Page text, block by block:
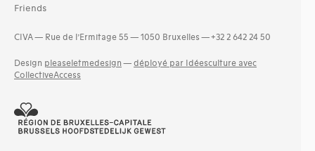
Friends
CIVA — Rue de l’Ermitage 55 — 1050 Bruxelles — +32 2 642 24 50
Design pleaseletmedesign — déployé par Idéesculture avec
CollectiveAccess